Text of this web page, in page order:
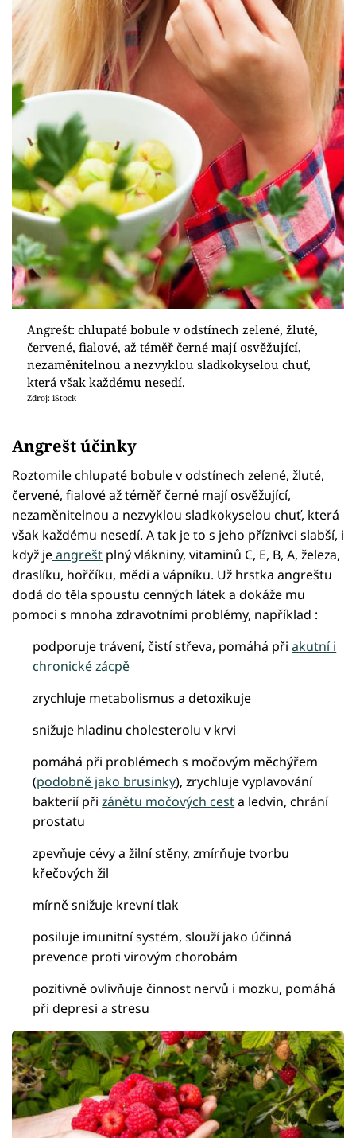
Angrešt: chlupaté bobule v odstínech zelené, žluté,
červené, fialové, až téměř černé mají osvěžující,
nezaměnitelnou a nezvyklou sladkokyselou chuť,
která však každému nesedí.
Zdroj: iStock
Angrešt účinky
Roztomile chlupaté bobule v odstínech zelené, žluté,
červené, fialové až téměř černé mají osvěžující,
nezaměnitelnou a nezvyklou sladkokyselou chuť, která
však každému nesedí. A tak je to s jeho příznivci slabší, i
když jeangrešt plný vlákniny, vitaminů C, E, B, A, železa,
draslíku, hořčíku, mědi a vápníku. Už hrstka angreštu
dodá do těla spoustu cenných látek a dokáže mu
pomoci s mnoha zdravotními problémy, například :
podporuje trávení, čistí střeva, pomáhá přiakutní i
chronické zácpě
zrychluje metabolismus a detoxikuje
snižuje hladinu cholesterolu v krvi
pomáhá při problémech s močovým měchýřem
(podobně jako brusinky), zrychluje vyplavování
bakterií přizánětu močových cesta ledvin, chrání
prostatu
zpevňuje cévy a žilní stěny, zmírňuje tvorbu
křečových žil
mírně snižuje krevní tlak
posiluje imunitní systém, slouží jako účinná
prevence proti virovým chorobám
pozitivně ovlivňuje činnost nervů i mozku, pomáhá
při depresi a stresu